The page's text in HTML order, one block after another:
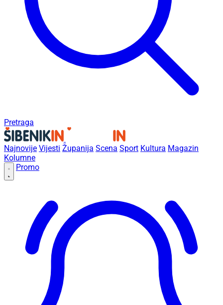
Pretraga
Najnovije Vijesti Županija Scena Sport Kultura Magazin
Kolumne
Promo